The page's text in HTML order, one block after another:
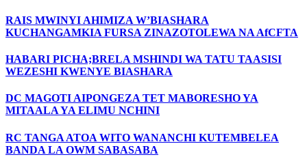
RAIS MWINYI AHIMIZA W’BIASHARA
KUCHANGAMKIA FURSA ZINAZOTOLEWA NA AfCFTA
HABARI PICHA;BRELA MSHINDI WA TATU TAASISI
WEZESHI KWENYE BIASHARA
DC MAGOTI AIPONGEZA TET MABORESHO YA
MITAALA YA ELIMU NCHINI
RC TANGA ATOA WITO WANANCHI KUTEMBELEA
BANDA LA OWM SABASABA